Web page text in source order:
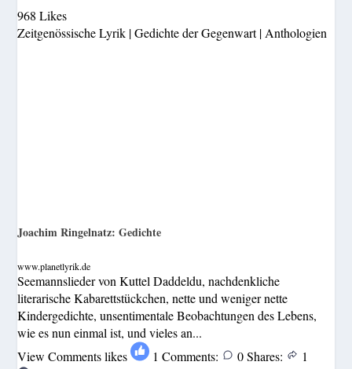
968 Likes
Zeitgenössische Lyrik | Gedichte der Gegenwart | Anthologien
Joachim Ringelnatz: Gedichte
www.planetlyrik.de
Seemannslieder von Kuttel Daddeldu, nachdenkliche
literarische Kabarettstückchen, nette und weniger nette
Kindergedichte, unsentimentale Beobachtungen des Lebens,
wie es nun einmal ist, und vieles an...
View Comments likes 1 Comments: 0 Shares: 1